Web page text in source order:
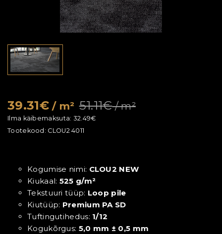
39.31€/ m² 51.11€/ m²
Ilma käibemaksuta: 32.49€
Tootekood: CLOU2 4011
Kogumise nimi: CLOU2 NEW
Kiukaal: 525 g/m²
Tekstuuri tüüp: Loop pile
Kiutüüp: Premium PA SD
Tuftingutihedus: 1/12
Kogukõrgus: 5,0 mm ± 0,5 mm